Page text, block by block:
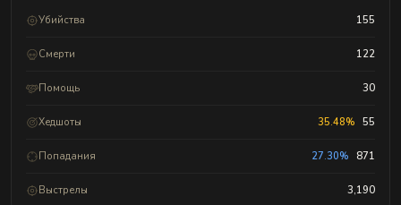
Убийства 155
Смерти 122
Помощь 30
Хедшоты 35.48% 55
Попадания 27.30% 871
Выстрелы 3,190